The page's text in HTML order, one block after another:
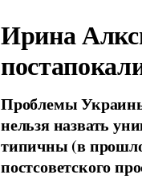
Ирина
Проблемы
нельзя назвать
типичны (в
постсоветского